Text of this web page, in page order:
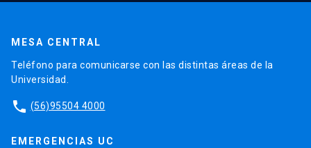
MESA CENTRAL
Teléfono para comunicarse con las distintas áreas de la
Universidad.
phone (56)95504 4000
EMERGENCIAS UC